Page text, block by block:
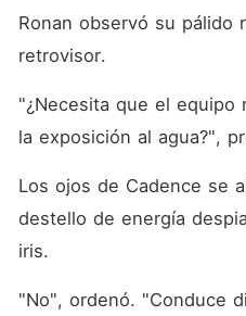
Ronan observó su pálido
retrovisor.
"¿Necesita que el
la exposición al agua?",
Los ojos de Cadence se
destello de energía
iris.
"No", ordenó. "Conduce